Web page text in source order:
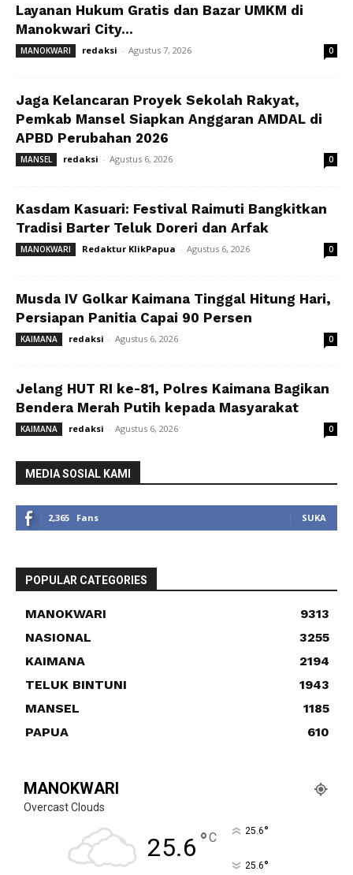
Layanan Hukum Gratis dan Bazar UMKM di
Manokwari City...
MANOKWARI redaksi - Agustus 7, 2026 0
Jaga Kelancaran Proyek Sekolah Rakyat,
Pemkab Mansel Siapkan Anggaran AMDAL di
APBD Perubahan 2026
MANSEL redaksi - Agustus 6, 2026 0
Kasdam Kasuari: Festival Raimuti Bangkitkan
Tradisi Barter Teluk Doreri dan Arfak
MANOKWARI Redaktur KlikPapua - Agustus 6, 2026 0
Musda IV Golkar Kaimana Tinggal Hitung Hari,
Persiapan Panitia Capai 90 Persen
KAIMANA redaksi - Agustus 6, 2026 0
Jelang HUT RI ke-81, Polres Kaimana Bagikan
Bendera Merah Putih kepada Masyarakat
KAIMANA redaksi - Agustus 6, 2026 0
MEDIA SOSIAL KAMI
2,365 Fans SUKA
POPULAR CATEGORIES
MANOKWARI
9313
NASIONAL
3255
KAIMANA
2194
TELUK BINTUNI
1943
MANSEL
1185
PAPUA
610
MANOKWARI
Overcast Clouds
25.6 °C 25.6°
25.6°